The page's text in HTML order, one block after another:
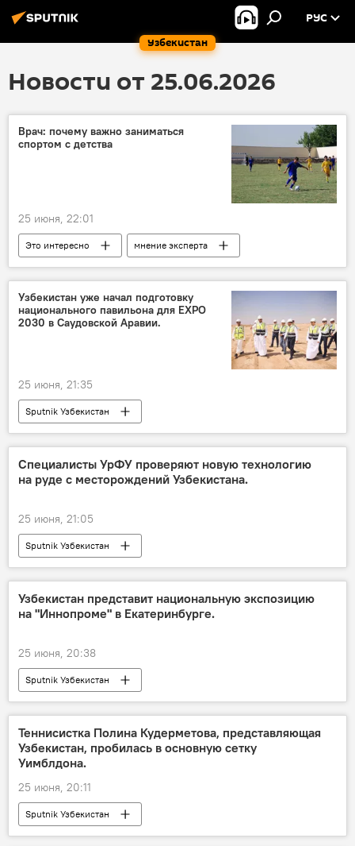
Узбекистан
РУС
Новости от 25.06.2026
Врач: почему важно заниматься
спортом с детства
25 июня, 22:01
Это интересно
мнение эксперта
Спорт
дети
здоровье
старость
Узбекистан уже начал подготовку
национального павильона для EXPO
2030 в Саудовской Аравии.
25 июня, 21:35
Sputnik Узбекистан
Специалисты УрФУ проверяют новую технологию
на руде с месторождений Узбекистана.
25 июня, 21:05
Sputnik Узбекистан
Узбекистан представит национальную экспозицию
на "Иннопроме" в Екатеринбурге.
25 июня, 20:38
Sputnik Узбекистан
Теннисистка Полина Кудерметова, представляющая
Узбекистан, пробилась в основную сетку
Уимблдона.
25 июня, 20:11
Sputnik Узбекистан